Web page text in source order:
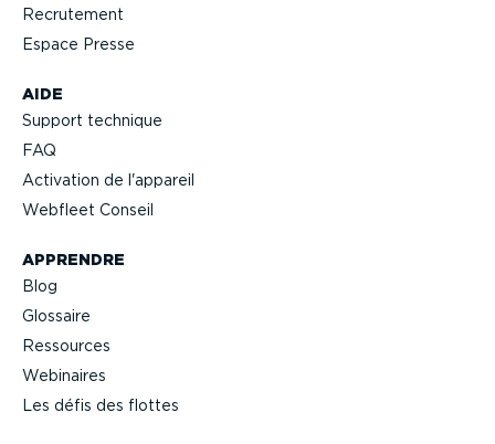
AIDE
Support technique
FAQ
Activation de l'appareil
Webfleet Conseil
APPRENDRE
Blog
Glossaire
Ressources
Webinaires
Les défis des flottes
Recrutement
Espace Presse